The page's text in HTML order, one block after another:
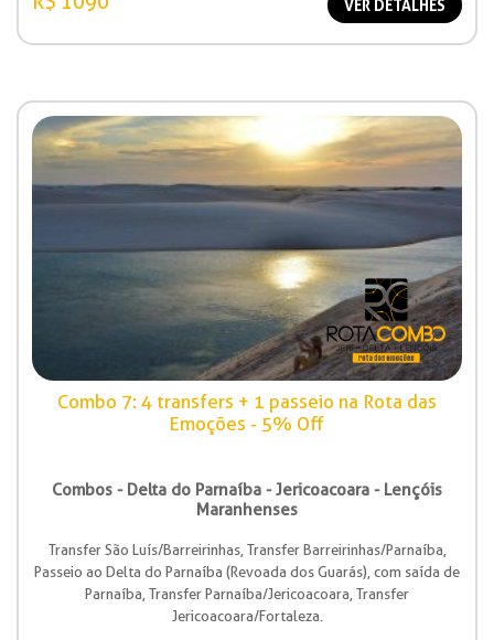
VER DETALHES
Combo 7: 4 transfers + 1 passeio na Rota das
Emoções - 5% Off
Combos - Delta do Parnaíba - Jericoacoara - Lençóis
Maranhenses
Transfer São Luís/Barreirinhas, Transfer Barreirinhas/Parnaíba,
Passeio ao Delta do Parnaíba (Revoada dos Guarás), com saída de
Parnaíba, Transfer Parnaíba/Jericoacoara, Transfer
Jericoacoara/Fortaleza.